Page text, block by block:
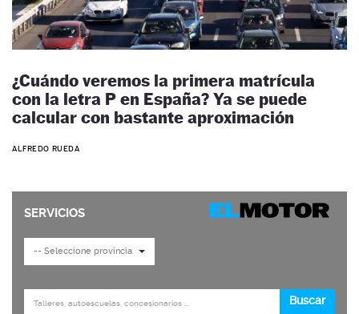
¿Cuándo veremos la primera matrícula
con la letra P en España? Ya se puede
calcular con bastante aproximación
ALFREDO RUEDA